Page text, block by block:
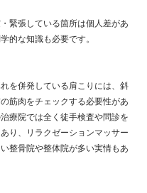
緊張している箇所は個人差があ
的な知識も必要です。
を併発している肩こりには、斜
筋肉をチェックする必要性があ
療院では全く徒手検査や問診を
り、リラクゼーションマッサー
整骨院や整体院が多い実情もあ